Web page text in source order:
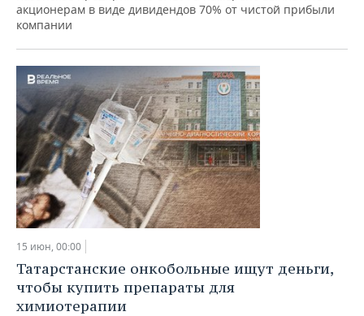
акционерам в виде дивидендов 70% от чистой прибыли
компании
15 июн, 00:00
Татарстанские онкобольные ищут деньги,
чтобы купить препараты для
химиотерапии